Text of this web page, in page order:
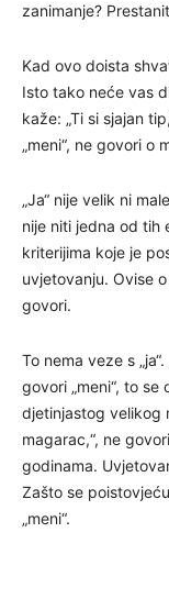
zanimanje?
Kad ovo doista
Isto tako neće vas
kaže: „Ti si sjajan
„meni“, ne govori o
„Ja“ nije velik ni
nije niti jedna od tih
kriterijima koje je
uvjetovanju. Ovise
govori.
To nema veze s
govori „meni“, to
djetinjastog velikog
magarac,“, ne
godinama.
Zašto se
„meni“.